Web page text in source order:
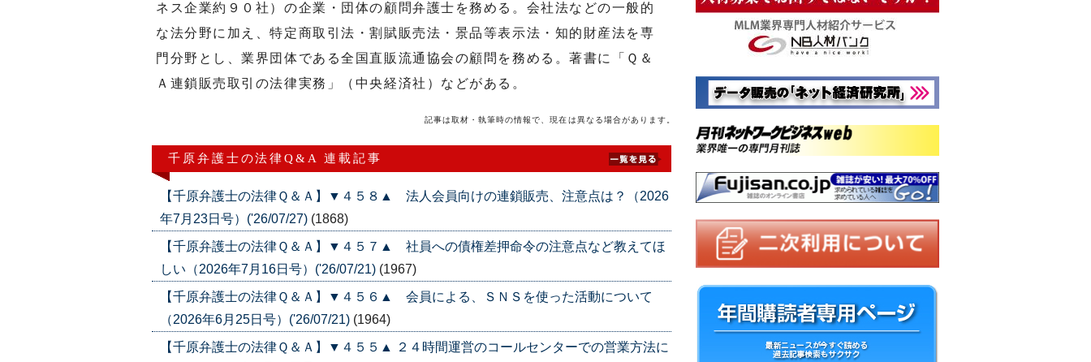
ネス企業約９０社）の企業・団体の顧問弁護士を務める。会社法などの一般的
な法分野に加え、特定商取引法・割賦販売法・景品等表示法・知的財産法を専
門分野とし、業界団体である全国直販流通協会の顧問を務める。著書に「Ｑ＆
Ａ連鎖販売取引の法律実務」（中央経済社）などがある。
記事は取材・執筆時の情報で、現在は異なる場合があります。
千原弁護士の法律Q&A 連載記事
【千原弁護士の法律Ｑ＆Ａ】▼４５８▲ 法人会員向けの連鎖販売、注意点は？（2026
年7月23日号）('26/07/27) (1868)
【千原弁護士の法律Ｑ＆Ａ】▼４５７▲ 社員への債権差押命令の注意点など教えてほ
しい（2026年7月16日号）('26/07/21) (1967)
【千原弁護士の法律Ｑ＆Ａ】▼４５６▲ 会員による、ＳＮＳを使った活動について
（2026年6月25日号）('26/07/21) (1964)
【千原弁護士の法律Ｑ＆Ａ】▼４５５▲ ２４時間運営のコールセンターでの営業方法に